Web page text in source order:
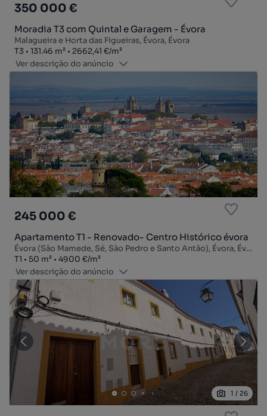
350 000 €
Moradia T3 com Quintal e Garagem - Évora
Malagueira e Horta das Figueiras, Évora, Évora
Tipologia
T3
Zona131.46 m²
Preço por metro quadrado
2662,41 €/m²
Ver descrição do anúncio
245 000 €
Apartamento T1 - Renovado- Centro Histórico évora
Évora (São Mamede, Sé, São Pedro e Santo Antão), Évora, Évora
Tipologia
T1
Zona50 m²
Preço por metro quadrado
4900 €/m²
Ver descrição do anúncio
1 / 26